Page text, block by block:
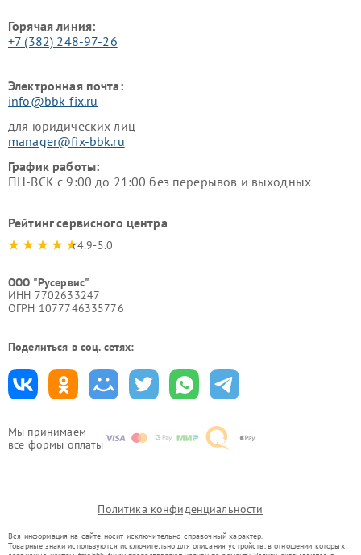
Мы принимаем
все формы оплаты
Горячая линия:
+7 (382) 248-97-26
Электронная почта:
info@bbk-fix.ru
для юридических лиц
manager@fix-bbk.ru
График работы:
ПН-ВСК с 9:00 до 21:00 без перерывов и выходных
Рейтинг сервисного центра
4.9-5.0
ООО "Русервис"
ИНН 7702633247
ОГРН 1077746335776
Поделиться в соц. сетях:
Политика конфиденциальности
Вся информация на сайте носит исключительно справочный характер.
Товарные знаки используются исключительно для описания устройств, в отношении которых